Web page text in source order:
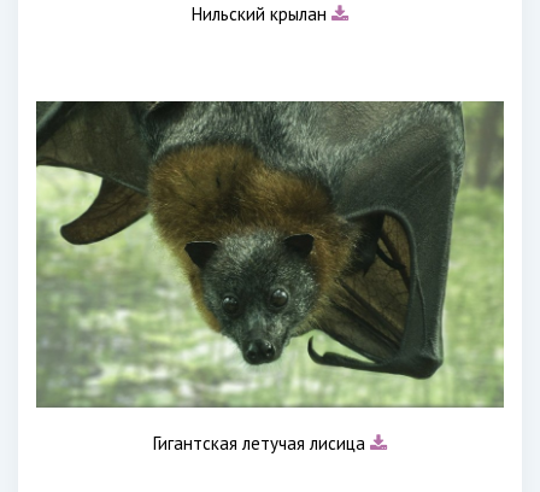
Нильский крылан
Гигантская летучая лисица